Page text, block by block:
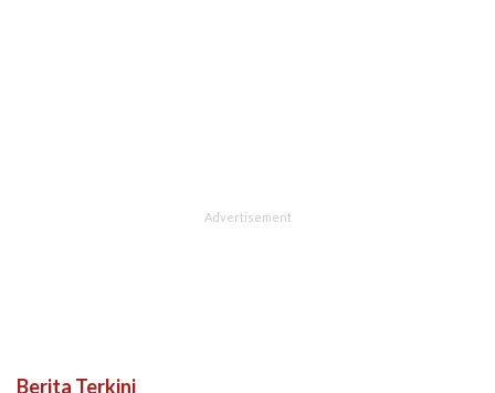
Berita Terkini